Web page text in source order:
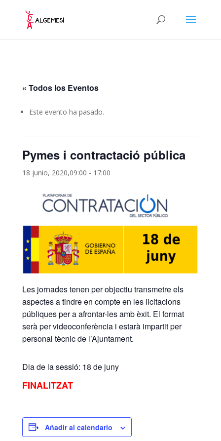
« Todos los Eventos
Este evento ha pasado.
Pymes i contractació pública
18 junio, 2020,09:00 - 17:00
Les jornades tenen per objectiu transmetre els
aspectes a tindre en compte en les licitacions
públiques per a afrontar-les amb èxit. El format
serà per videoconferència i estarà impartit per
personal tècnic de l’Ajuntament.
Dia de la sessió: 18 de juny
FINALITZAT
Añadir al calendario